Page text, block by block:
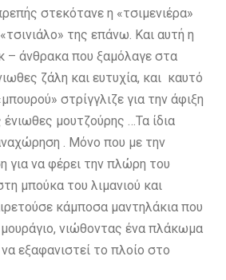
στεκότανε η «τσιμενιέρα»
της επάνω. Και αυτή η
– άνθρακα που ξαμόλαγε στα
ζάλη και ευτυχία, και καυτό
στρίγγλιζε για την άφιξη
μουτζούρης …Τα ίδια
. Μόνο που με την
για να φέρει την πλώρη του
μπούκα του λιμανιού και
κάμποσα μαντηλάκια που
νιώθοντας ένα πλάκωμα
εξαφανιστεί το πλοίο στο